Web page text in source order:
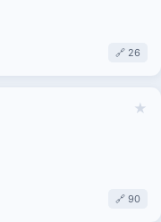
🔗 26
★
🔗 90